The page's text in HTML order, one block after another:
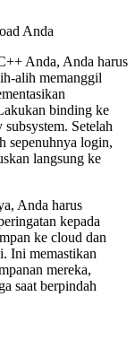
Anda
Anda, Anda harus
alih memanggil
binding ke
Setelah
sepenuhnya login,
langsung ke
Anda harus
kepada
ke cloud dan
Ini memastikan
mereka,
saat berpindah